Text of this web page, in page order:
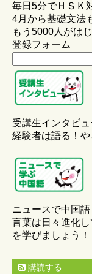
毎日5分でＨＳＫ
4月から基礎文法
もう5000人がは
登録フォーム
受講生インタビュ
経験者は語る！や
ニュースで中国語
言葉は日々進化
を学びましょう！
購読する